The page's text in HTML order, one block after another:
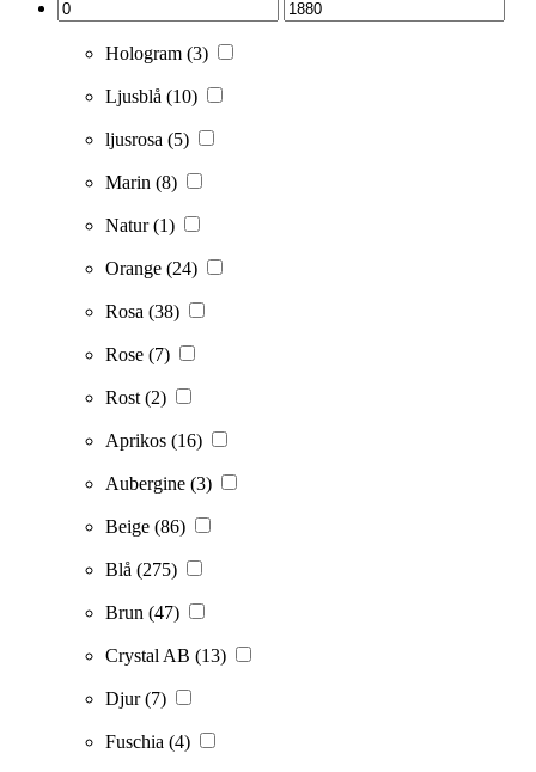
Hologram (3)
Ljusblå (10)
ljusrosa (5)
Marin (8)
Natur(1)
Orange (24)
Rosa (38)
Rose (7)
Rost (2)
Aprikos (16)
Aubergine (3)
Beige (86)
Blå (275)
Brun (47)
Crystal AB (13)
Djur(7)
Fuschia (4)